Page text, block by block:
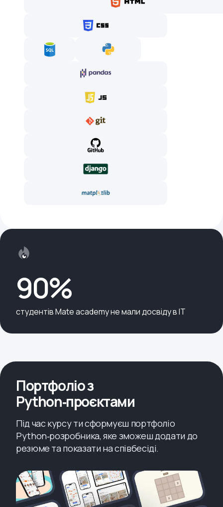
90%
студентів Mate academy не мали досвіду в IT
Портфоліо з
Python‑проєктами
Під час курсу ти сформуєш портфоліо
Python‑розробника, яке зможеш додати до
резюме та показати на співбесіді.